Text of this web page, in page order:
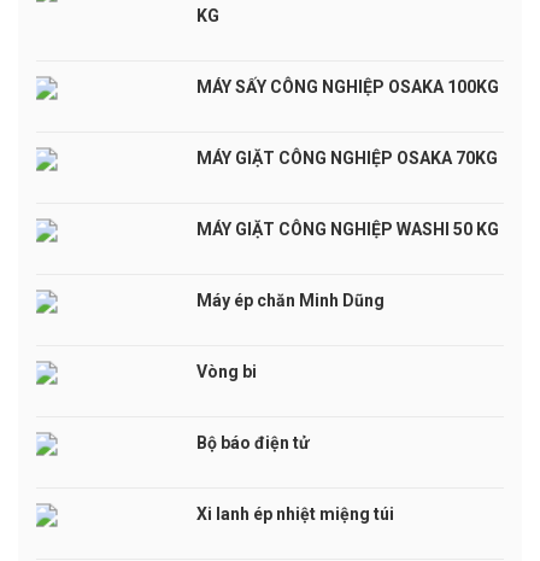
KG
MÁY SẤY CÔNG NGHIỆP OSAKA 100KG
MÁY GIẶT CÔNG NGHIỆP OSAKA 70KG
MÁY GIẶT CÔNG NGHIỆP WASHI 50 KG
Máy ép chăn Minh Dũng
Vòng bi
Bộ báo điện tử
Xi lanh ép nhiệt miệng túi